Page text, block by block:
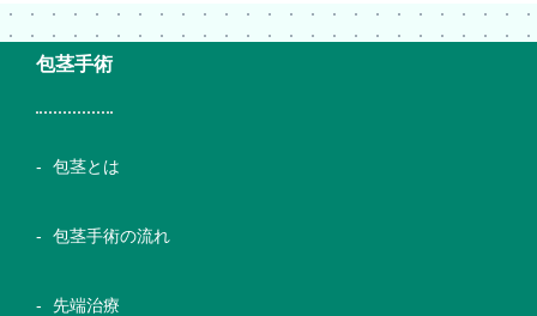
包茎手術
包茎とは
包茎手術の流れ
先端治療